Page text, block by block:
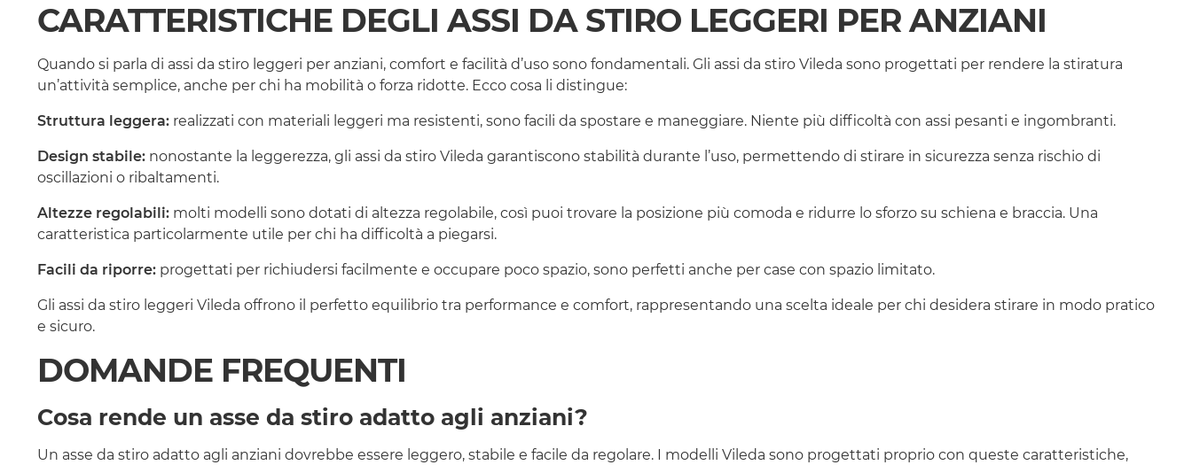
CARATTERISTICHE DEGLI ASSI DA STIRO LEGGERI PER ANZIANI
Quando si parla di assi da stiro leggeri per anziani, comfort e facilità d’uso sono fondamentali. Gli assi da stiro Vileda sono progettati per rendere la stiratura
un’attività semplice, anche per chi ha mobilità o forza ridotte. Ecco cosa li distingue:
Struttura leggera: realizzati con materiali leggeri ma resistenti, sono facili da spostare e maneggiare. Niente più difficoltà con assi pesanti e ingombranti.
Design stabile: nonostante la leggerezza, gli assi da stiro Vileda garantiscono stabilità durante l’uso, permettendo di stirare in sicurezza senza rischio di
oscillazioni o ribaltamenti.
Altezze regolabili: molti modelli sono dotati di altezza regolabile, così puoi trovare la posizione più comoda e ridurre lo sforzo su schiena e braccia. Una
caratteristica particolarmente utile per chi ha difficoltà a piegarsi.
Facili da riporre: progettati per richiudersi facilmente e occupare poco spazio, sono perfetti anche per case con spazio limitato.
Gli assi da stiro leggeri Vileda offrono il perfetto equilibrio tra performance e comfort, rappresentando una scelta ideale per chi desidera stirare in modo pratico
e sicuro.
DOMANDE FREQUENTI
Cosa rende un asse da stiro adatto agli anziani?
Un asse da stiro adatto agli anziani dovrebbe essere leggero, stabile e facile da regolare. I modelli Vileda sono progettati proprio con queste caratteristiche,